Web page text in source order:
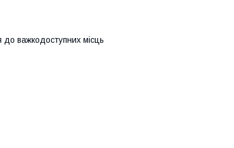
до важкодоступних місць